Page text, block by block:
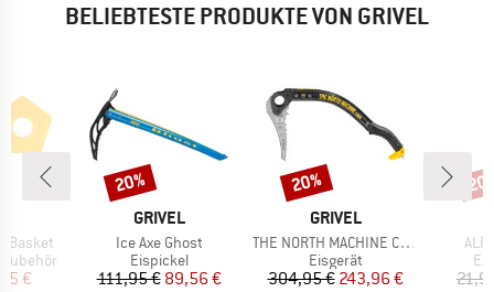
BELIEBTESTE PRODUKTE VON GRIVEL
Basket
Preis
€
MARKE
GRIVEL
Artikel
Ice Axe Ghost
Produktgruppe
Eispickel
Preis
111,95 €reduzierter Preis
89,56 €
Rabatt
20%
MARKE
GRIVEL
Artikel
THE NORTH MACHINE CARBON Katana Ice Simple Vario
Produktgruppe
Eisgerät
Preis
304,95 €reduzierter Preis
243,96 €
Rabatt
20%